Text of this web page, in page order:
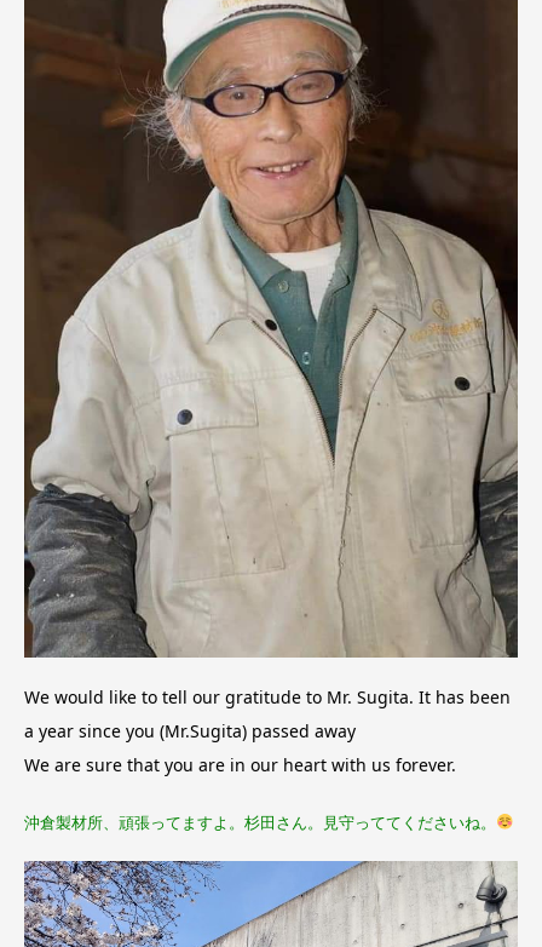
We would like to tell our gratitude to Mr. Sugita. It has been
a year since you (Mr.Sugita) passed away
We are sure that you are in our heart with us forever.
沖倉製材所、頑張ってますよ。杉田さん。見守っててくださいね。